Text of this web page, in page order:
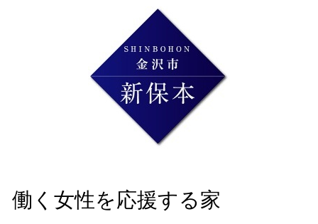
働く女性を応援する家